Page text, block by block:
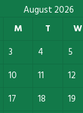
August 2026
M T W
3 4 5
10 11 12
17 18 19